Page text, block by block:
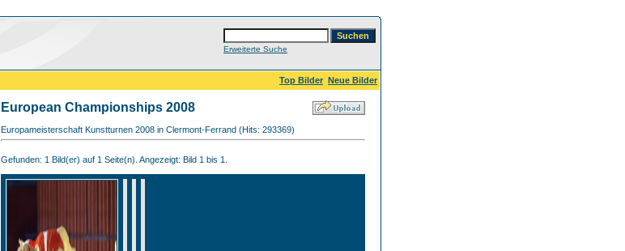
Erweiterte Suche
Top Bilder Neue Bilder
European Championships 2008
Europameisterschaft Kunstturnen 2008 in Clermont-Ferrand (Hits: 293369)
Gefunden: 1 Bild(er) auf 1 Seite(n). Angezeigt: Bild 1 bis 1.